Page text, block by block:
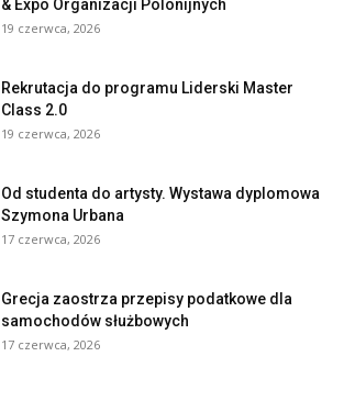
& Expo Organizacji Polonijnych
19 czerwca, 2026
Rekrutacja do programu Liderski Master
Class 2.0
19 czerwca, 2026
Od studenta do artysty. Wystawa dyplomowa
Szymona Urbana
17 czerwca, 2026
Grecja zaostrza przepisy podatkowe dla
samochodów służbowych
17 czerwca, 2026